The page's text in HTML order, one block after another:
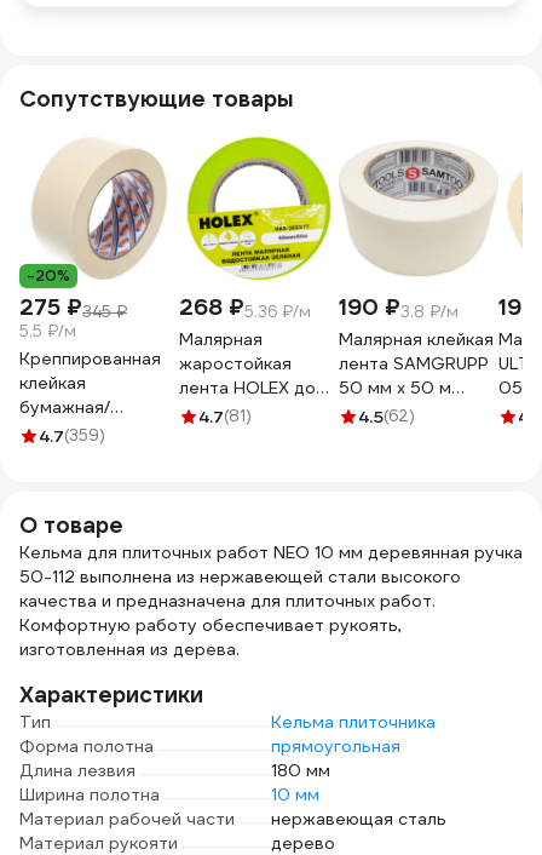
Сопутствующие товары
-20%
275 ₽345 ₽
5.5 ₽/м
Креппированная
клейкая
бумажная/
малярная лента
4.7(359)
268 ₽5.36 ₽/м
Малярная
жаростойкая
лента HOLEX до
100С, зеленая,
4.7(81)
190 ₽3.8 ₽/м
Малярная клейкая
лента SAMGRUPP
50 мм х 50 м
SAMC-
4.5(62)
050
4.6
О товаре
Кельма для плиточных работ NEO 10 мм деревянная ручка
50-112 выполнена из нержавеющей стали высокого
качества и предназначена для плиточных работ.
Комфортную работу обеспечивает рукоять,
изготовленная из дерева.
Характеристики
Тип
Кельма плиточника
Форма полотна
прямоугольная
Длина лезвия
180 мм
Ширина полотна
10 мм
Материал рабочей части
нержавеющая сталь
Материал рукояти
дерево